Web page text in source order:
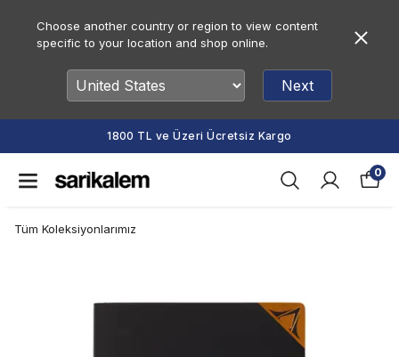
Choose another country or region to view content
specific to your location and shop online.
Next
1800 TL ve Üzeri Ücretsiz Kargo
0
Tüm Koleksiyonlarımız